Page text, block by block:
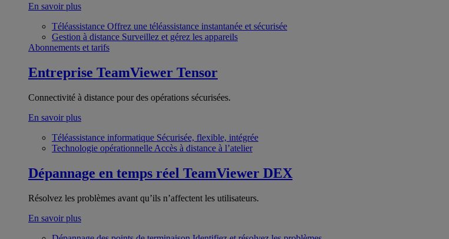
En savoir plus
Téléassistance Offrez une téléassistance instantanée et sécurisée
Gestion à distance Surveillez et gérez les appareils
Abonnements et tarifs
Entreprise TeamViewer Tensor
Connectivité à distance pour des opérations sécurisées.
En savoir plus
Téléassistance informatique Sécurisée, flexible, intégrée
Technologie opérationnelle Accès à distance à l’atelier
Dépannage en temps réel TeamViewer DEX
Résolvez les problèmes avant qu’ils n’affectent les utilisateurs.
En savoir plus